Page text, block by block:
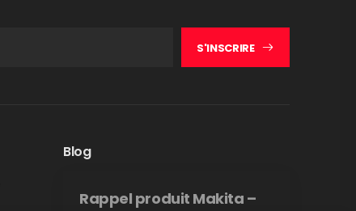
S'INSCRIRE
Blog
Rappel produit Makita –